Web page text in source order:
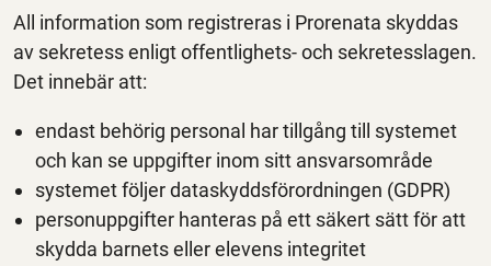
All information som registreras i Prorenata skyddas
av sekretess enligt offentlighets- och sekretesslagen.
Det innebär att:
endast behörig personal har tillgång till systemet
och kan se uppgifter inom sitt ansvarsområde
systemet följer dataskyddsförordningen (GDPR)
personuppgifter hanteras på ett säkert sätt för att
skydda barnets eller elevens integritet